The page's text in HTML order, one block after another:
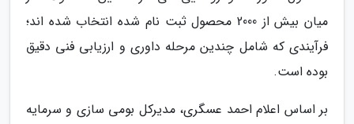
میان بیش از 2000 محصول ثبت نام شده انتخاب شده اند؛
فرآیندی که شامل چندین مرحله داوری و ارزیابی فنی دقیق
بوده است.
بر اساس اعلام احمد عسگری، مدیرکل بومی سازی و سرمایه